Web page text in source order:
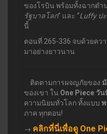
ของโรบิน พร้อมทั้งฉากตำ
รัฐบาลโลก” และ “Luffy ป
นี้
ตอนที่ 265-336 จบด้วยคว
มาอย่างยาวนาน
ติดตามการผจญภัยของ
ของเขา ใน One Piece วั
ความนิยมทั่วโลก ทั้งแบบ พ
ภาค ทุกตอน!
→ คลิกที่นี่เพื่อดู One